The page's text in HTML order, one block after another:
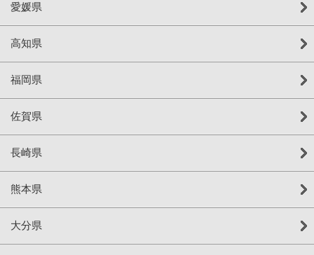
愛媛県
高知県
福岡県
佐賀県
長崎県
熊本県
大分県